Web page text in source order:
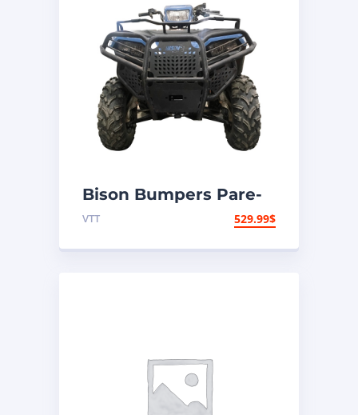
Bison Bumpers Pare-
chocs Hunter Avant –
VTT 529.99$